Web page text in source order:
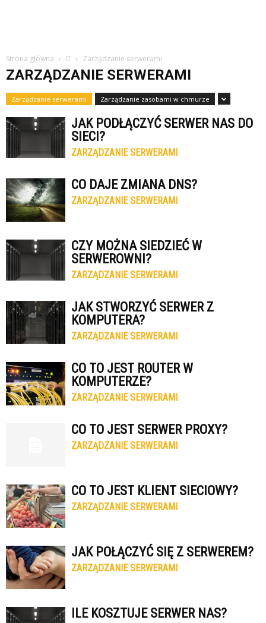
Strona główna IT Zarządzanie serwerami
ZARZĄDZANIE SERWERAMI
Zarządzanie serwerami Zarządzanie zasobami w chmurze
JAK PODŁĄCZYĆ SERWER NAS DO
SIECI?
ZARZĄDZANIE SERWERAMI
CO DAJE ZMIANA DNS?
ZARZĄDZANIE SERWERAMI
CZY MOŻNA SIEDZIEĆ W
SERWEROWNI?
ZARZĄDZANIE SERWERAMI
JAK STWORZYĆ SERWER Z
KOMPUTERA?
ZARZĄDZANIE SERWERAMI
CO TO JEST ROUTER W
KOMPUTERZE?
ZARZĄDZANIE SERWERAMI
CO TO JEST SERWER PROXY?
ZARZĄDZANIE SERWERAMI
CO TO JEST KLIENT SIECIOWY?
ZARZĄDZANIE SERWERAMI
JAK POŁĄCZYĆ SIĘ Z SERWEREM?
ZARZĄDZANIE SERWERAMI
ILE KOSZTUJE SERWER NAS?